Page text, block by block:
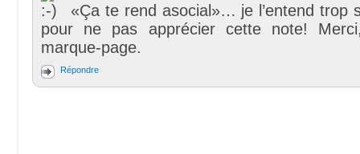
«Ça te rend asocial»… je l’entend trop
pour ne pas apprécier cette note!
marque-page.
Répondre